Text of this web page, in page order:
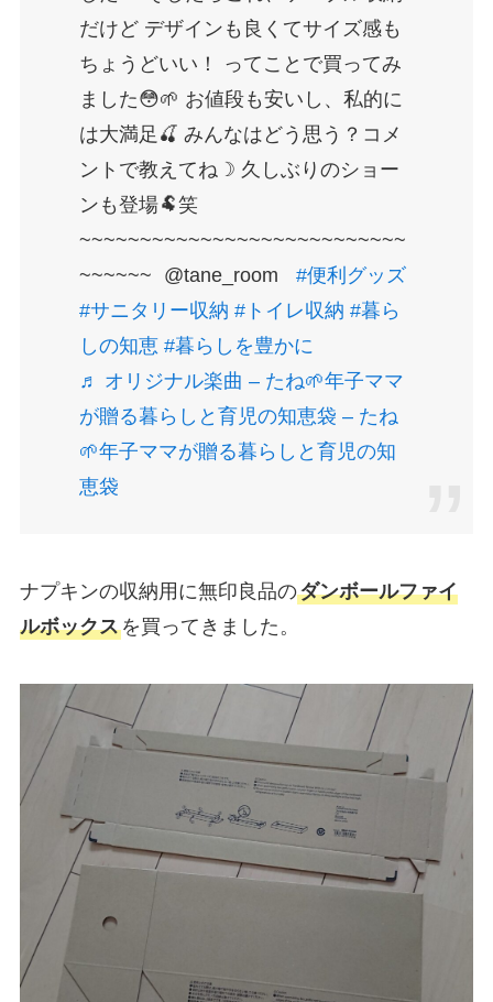
だけど デザインも良くてサイズ感も
ちょうどいい！ ってことで買ってみ
ました😳🌱 お値段も安いし、私的に
は大満足🍒 みんなはどう思う？コメ
ントで教えてね☽ 久しぶりのショー
ンも登場🐏笑
~~~~~~~~~~~~~~~~~~~~~~~~~~~
~~~~~~ @tane_room #便利グッズ
#サニタリー収納 #トイレ収納 #暮ら
しの知恵 #暮らしを豊かに
♬ オリジナル楽曲 – たね🌱年子ママ
が贈る暮らしと育児の知恵袋 – たね
🌱年子ママが贈る暮らしと育児の知
恵袋
ナプキンの収納用に無印良品のダンボールファイ
ルボックスを買ってきました。